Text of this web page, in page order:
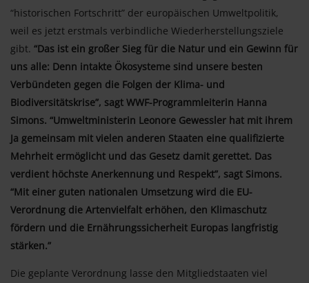
“historischen Fortschritt” der europäischen Umweltpolitik,
weil es jetzt erstmals verbindliche Wiederherstellungsziele
gibt. “Das ist ein großer Sieg für die Natur und ein Gewinn für
uns alle: Denn intakte Ökosysteme sind unsere besten
Verbündeten gegen die Folgen der Klima- und
Biodiversitätskrise”, sagt WWF-Programmleiterin Hanna
Simons. “Umweltministerin Leonore Gewessler hat mit ihrem
Ja gemeinsam mit vielen anderen Staaten eine qualifizierte
Mehrheit ermöglicht und das Gesetz damit gerettet. Das
verdient höchste Anerkennung und Respekt”, sagt Simons.
“Mit einer guten nationalen Umsetzung wird die EU-
Verordnung die Artenvielfalt erhöhen, den Klimaschutz
fördern und die Ernährungssicherheit Europas langfristig
stärken.”
Die geplante Verordnung lasse den Mitgliedstaaten viel